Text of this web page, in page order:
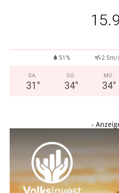
15.9
51% 2.5m/
SA.
31 °
SO.
34°
MO.
34°
-